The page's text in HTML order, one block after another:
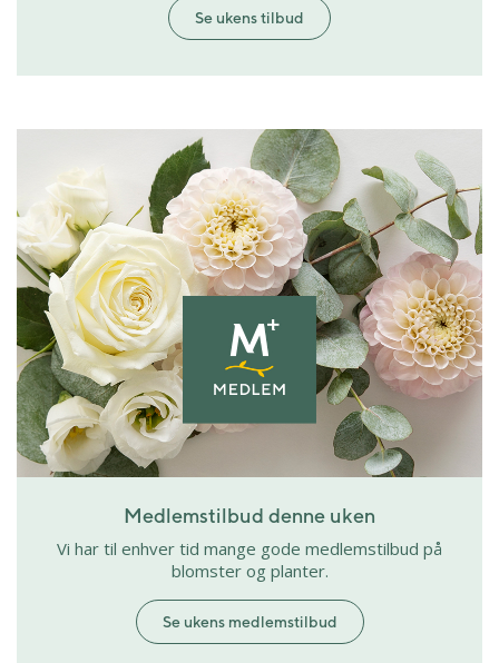
Se ukens tilbud
Medlemstilbud denne uken
Vi har til enhver tid mange gode medlemstilbud på
blomster og planter.
Se ukens medlemstilbud